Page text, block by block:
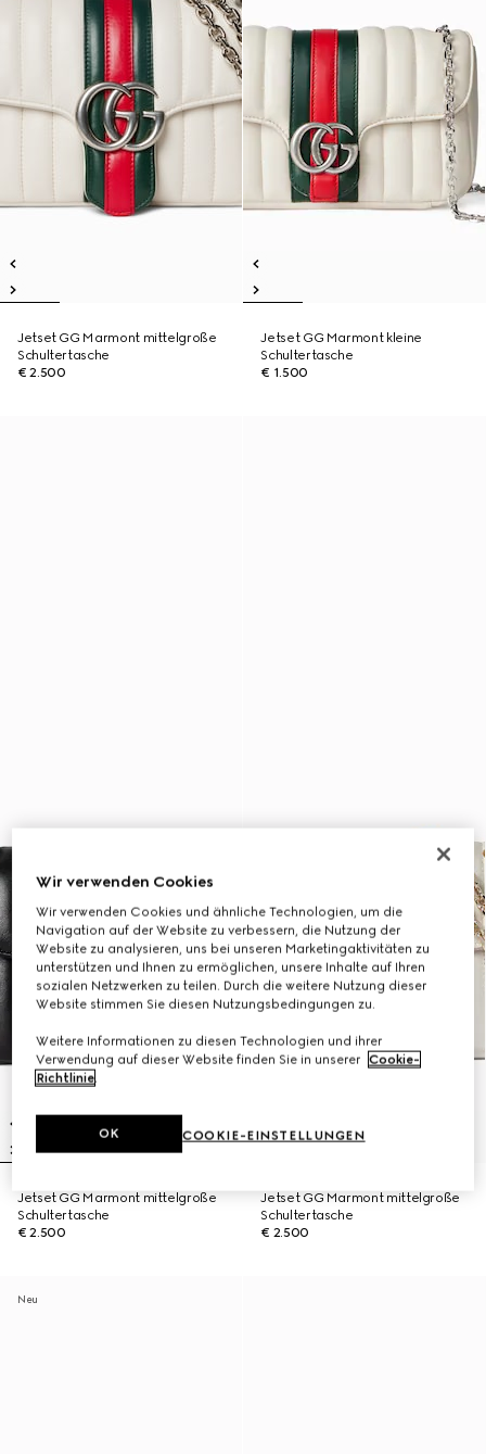
Jetset GG Marmont mittelgroße
Schultertasche
€ 2.500
Jetset GG Marmont kleine
Schultertasche
€ 1.500
Jetset GG Marmont mittelgroße
Schultertasche
€ 2.500
Jetset GG Marmont mittelgroße
Schultertasche
€ 2.500
Neu
Wir verwenden Cookies
Wir verwenden Cookies und ähnliche Technologien, um die
Navigation auf der Website zu verbessern, die Nutzung der
Website zu analysieren, uns bei unseren Marketingaktivitäten zu
unterstützen und Ihnen zu ermöglichen, unsere Inhalte auf Ihren
sozialen Netzwerken zu teilen. Durch die weitere Nutzung dieser
Website stimmen Sie diesen Nutzungsbedingungen zu.
Weitere Informationen zu diesen Technologien und ihrer
Verwendung auf dieser Website finden Sie in unserer Cookie-
Richtlinie.
COOKIE-EINSTELLUNGEN
OK